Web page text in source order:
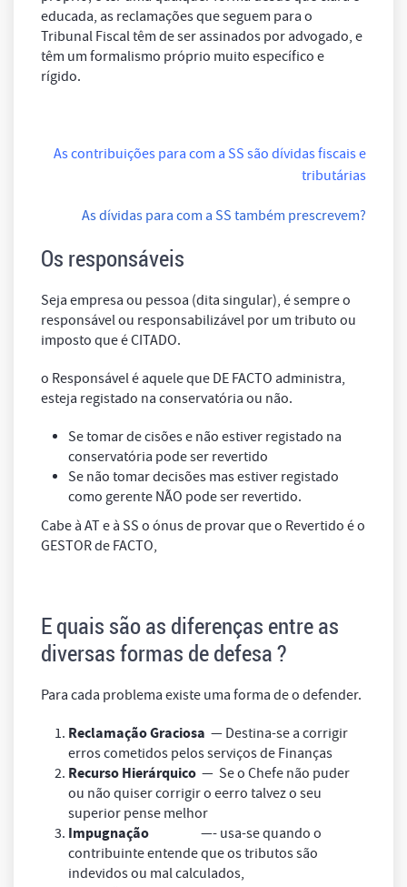
educada, as reclamações que seguem para o
Tribunal Fiscal têm de ser assinados por advogado, e
têm um formalismo próprio muito específico e
rígido.
As contribuições para com a SS são dívidas fiscais e
tributárias
As dívidas para com a SS também prescrevem?
Os responsáveis
Seja empresa ou pessoa (dita singular), é sempre o
responsável ou responsabilizável por um tributo ou
imposto que é CITADO.
o Responsável é aquele que DE FACTO administra,
esteja registado na conservatória ou não.
Se tomar de cisões e não estiver registado na
conservatória pode ser revertido
Se não tomar decisões mas estiver registado
como gerente NÃO pode ser revertido.
Cabe à AT e à SS o ónus de provar que o Revertido é o
GESTOR de FACTO,
E quais são as diferenças entre as
diversas formas de defesa ?
Para cada problema existe uma forma de o defender.
Reclamação Graciosa — Destina-se a corrigir
erros cometidos pelos serviços de Finanças
Recurso Hierárquico — Se o Chefe não puder
ou não quiser corrigir o eerro talvez o seu
superior pense melhor
Impugnação —- usa-se quando o
contribuinte entende que os tributos são
indevidos ou mal calculados,